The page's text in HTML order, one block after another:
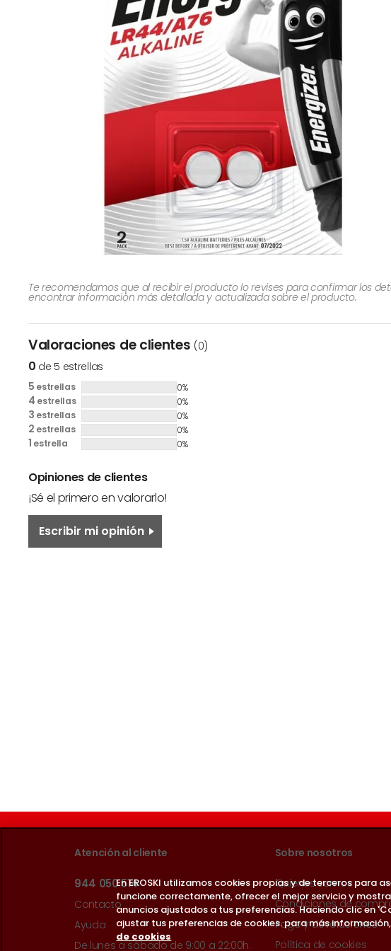
Te recomendamos que al recibir el producto lo revises para confirmar los
encontrar información más detallada y actualizada sobre el producto.
Valoraciones de clientes (0)
0 de 5 estrellas
5 estrellas 0%
4 estrellas 0%
3 estrellas 0%
2 estrellas 0%
1 estrella 0%
Opiniones de clientes
¡Sé el primero en valorarlo!
Escribir mi opinión
Atención al cliente
944 050 514
Contacto
Ayuda
De lunes a sábado de 9:00 a 22:00h.
Sobre nosotros
Quienes somos
Condiciones de
Pago y devoluciones
Política de cookies
En EROSKI utilizamos cookies propias y de terceros para
funcione correctamente, ofrecer el mejor servicio y
anuncios ajustados a tus preferencias. Haciendo clic en
ajustar tus preferencias de cookies. para más
de cookies